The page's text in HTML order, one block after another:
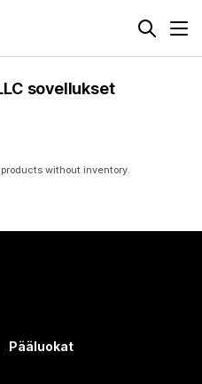
sovellukset
without inventory.
Pääluokat